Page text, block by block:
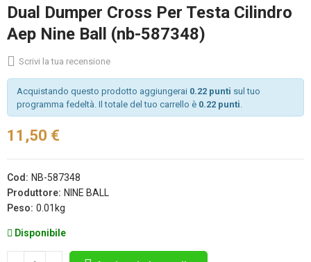
Dual Dumper Cross Per Testa Cilindro
Aep Nine Ball (nb-587348)
Scrivi la tua recensione
Acquistando questo prodotto aggiungerai 0.22 punti sul tuo
programma fedeltà. Il totale del tuo carrello è 0.22 punti
11,50 €
Cod: NB-587348
Produttore: NINE BALL
Peso: 0.01kg
Disponibile